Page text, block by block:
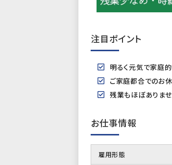
注目ポイント
明るく元気で家庭
ご家庭都合でのお
残業もほぼありま
お仕事情報
雇用形態